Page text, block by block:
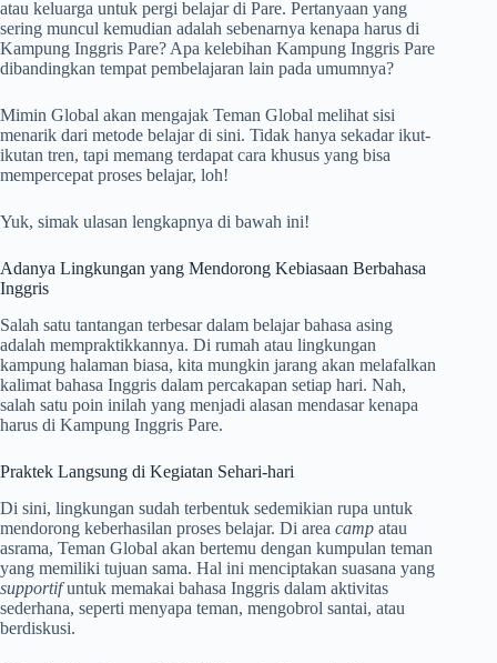
atau keluarga untuk pergi belajar di Pare. Pertanyaan yang
sering muncul kemudian adalah sebenarnya kenapa harus di
Kampung Inggris Pare? Apa kelebihan Kampung Inggris Pare
dibandingkan tempat pembelajaran lain pada umumnya?
Mimin Global akan mengajak Teman Global melihat sisi
menarik dari metode belajar di sini. Tidak hanya sekadar ikut-
ikutan tren, tapi memang terdapat cara khusus yang bisa
mempercepat proses belajar, loh!
Yuk, simak ulasan lengkapnya di bawah ini!
Adanya Lingkungan yang Mendorong Kebiasaan Berbahasa
Inggris
Salah satu tantangan terbesar dalam belajar bahasa asing
adalah mempraktikkannya. Di rumah atau lingkungan
kampung halaman biasa, kita mungkin jarang akan melafalkan
kalimat bahasa Inggris dalam percakapan setiap hari. Nah,
salah satu poin inilah yang menjadi alasan mendasar kenapa
harus di Kampung Inggris Pare.
Praktek Langsung di Kegiatan Sehari-hari
Di sini, lingkungan sudah terbentuk sedemikian rupa untuk
mendorong keberhasilan proses belajar. Di area camp atau
asrama, Teman Global akan bertemu dengan kumpulan teman
yang memiliki tujuan sama. Hal ini menciptakan suasana yang
supportifuntuk memakai bahasa Inggris dalam aktivitas
sederhana, seperti menyapa teman, mengobrol santai, atau
berdiskusi.